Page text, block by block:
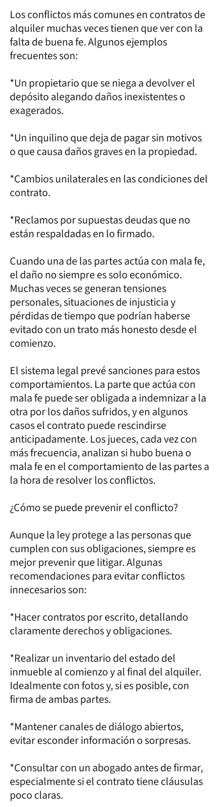
Los conflictos más comunes en contratos de
alquiler muchas veces tienen que ver con la
falta de buena fe. Algunos ejemplos
frecuentes son:
*Un propietario que se niega a devolver el
depósito alegando daños inexistentes o
exagerados.
*Un inquilino que deja de pagar sin motivos
o que causa daños graves en la propiedad.
*Cambios unilaterales en las condiciones del
contrato.
*Reclamos por supuestas deudas que no
están respaldadas en lo firmado.
Cuando una de las partes actúa con mala fe,
el daño no siempre es solo económico.
Muchas veces se generan tensiones
personales, situaciones de injusticia y
pérdidas de tiempo que podrían haberse
evitado con un trato más honesto desde el
comienzo.
El sistema legal prevé sanciones para estos
comportamientos. La parte que actúa con
mala fe puede ser obligada a indemnizar a la
otra por los daños sufridos, y en algunos
casos el contrato puede rescindirse
anticipadamente. Los jueces, cada vez con
más frecuencia, analizan si hubo buena o
mala fe en el comportamiento de las partes a
la hora de resolver los conflictos.
¿Cómo se puede prevenir el conflicto?
Aunque la ley protege a las personas que
cumplen con sus obligaciones, siempre es
mejor prevenir que litigar. Algunas
recomendaciones para evitar conflictos
innecesarios son:
*Hacer contratos por escrito, detallando
claramente derechos y obligaciones.
*Realizar un inventario del estado del
inmueble al comienzo y al final del alquiler.
Idealmente con fotos y, si es posible, con
firma de ambas partes.
*Mantener canales de diálogo abiertos,
evitar esconder información o sorpresas.
*Consultar con un abogado antes de firmar,
especialmente si el contrato tiene cláusulas
poco claras.